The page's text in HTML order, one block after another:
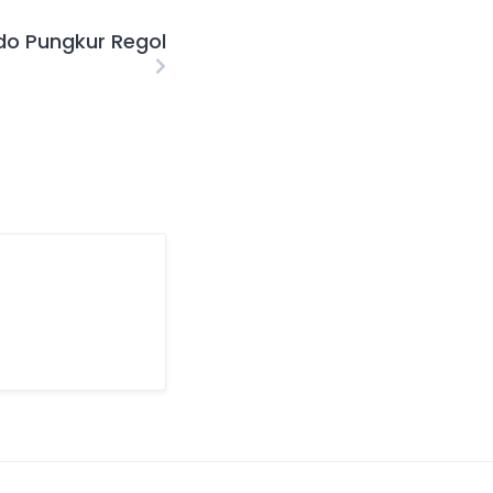
Pungkur Regol